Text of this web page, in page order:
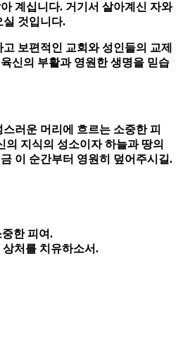
계십니다. 거기서 살아계신 자와
실 것입니다.
보편적인 교회와 성인들의 교제
신의 부활과 영원한 생명을 믿습
러운 머리에 흐르는 소중한 피
의 지식의 성소이자 하늘과 땅의
이 순간부터 영원히 덮어주시길.
한 피여.
처를 치유하소서.